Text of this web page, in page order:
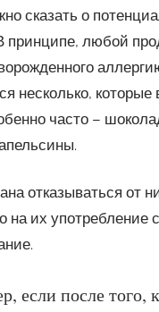
сказать о
принципе, любой
несколько,
часто –
отказываться от
на их употребление
если после того,